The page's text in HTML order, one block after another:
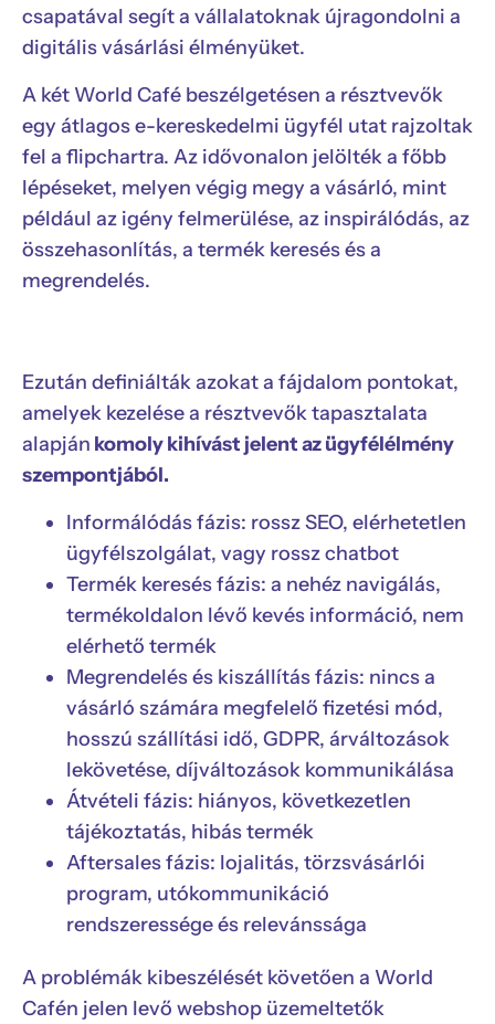
csapatával segít a vállalatoknak újragondolni a
digitális vásárlási élményüket.
A két World Café beszélgetésen a résztvevők
egy átlagos e-kereskedelmi ügyfél utat rajzoltak
fel a flipchartra. Az idővonalon jelölték a főbb
lépéseket, melyen végig megy a vásárló, mint
például az igény felmerülése, az inspirálódás, az
összehasonlítás, a termék keresés és a
megrendelés.
Ezután definiálták azokat a fájdalom pontokat,
amelyek kezelése a résztvevők tapasztalata
alapján komoly kihívást jelent az ügyfélélmény
szempontjából.
Informálódás fázis: rossz SEO, elérhetetlen
ügyfélszolgálat, vagy rossz chatbot
Termék keresés fázis: a nehéz navigálás,
termékoldalon lévő kevés információ, nem
elérhető termék
Megrendelés és kiszállítás fázis: nincs a
vásárló számára megfelelő fizetési mód,
hosszú szállítási idő, GDPR, árváltozások
lekövetése, díjváltozások kommunikálása
Átvételi fázis: hiányos, következetlen
tájékoztatás, hibás termék
Aftersales fázis: lojalitás, törzsvásárlói
program, utókommunikáció
rendszeressége és relevánssága
A problémák kibeszélését követően a World
Cafén jelen levő webshop üzemeltetők